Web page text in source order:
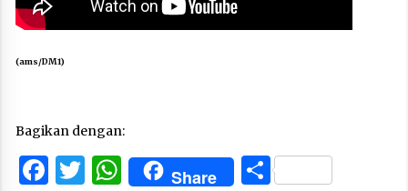
(ams/DM1)
Bagikan dengan:
Facebook
Twitter
WhatsApp
Share Share